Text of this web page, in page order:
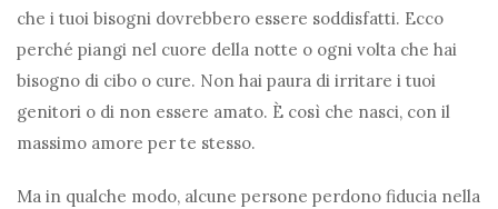
che i tuoi bisogni dovrebbero essere soddisfatti. Ecco
perché piangi nel cuore della notte o ogni volta che hai
bisogno di cibo o cure. Non hai paura di irritare i tuoi
genitori o di non essere amato. È così che nasci, con il
massimo amore per te stesso.
Ma in qualche modo, alcune persone perdono fiducia nella